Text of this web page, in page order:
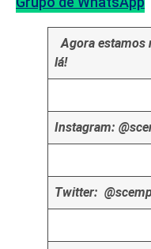
Agora estamos
lá!
Instagram:
Twitter: